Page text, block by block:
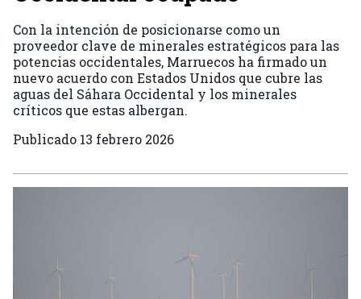
Con la intención de posicionarse como un
proveedor clave de minerales estratégicos para las
potencias occidentales, Marruecos ha firmado un
nuevo acuerdo con Estados Unidos que cubre las
aguas del Sáhara Occidental y los minerales
críticos que estas albergan.
Publicado 13 febrero 2026